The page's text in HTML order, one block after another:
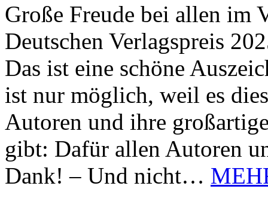
Große Freude bei allen im
Deutschen Verlagspreis
Das ist eine schöne
ist nur möglich, weil es
Autoren und ihre
gibt: Dafür allen Autoren
Dank! – Und nicht…